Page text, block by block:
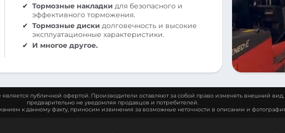
Тормозные накладки для безопасного и
эффективного торможения.
Тормозные диски долговечность и высокие
эксплуатационные характеристики.
И многое другое.
публичной офертой. Производители оставляют за собой право изменять внешний вид,
предварительно не уведомляя продавцов и потребителей.
к данному факту, приносим извинения за возможные неточности в описании и